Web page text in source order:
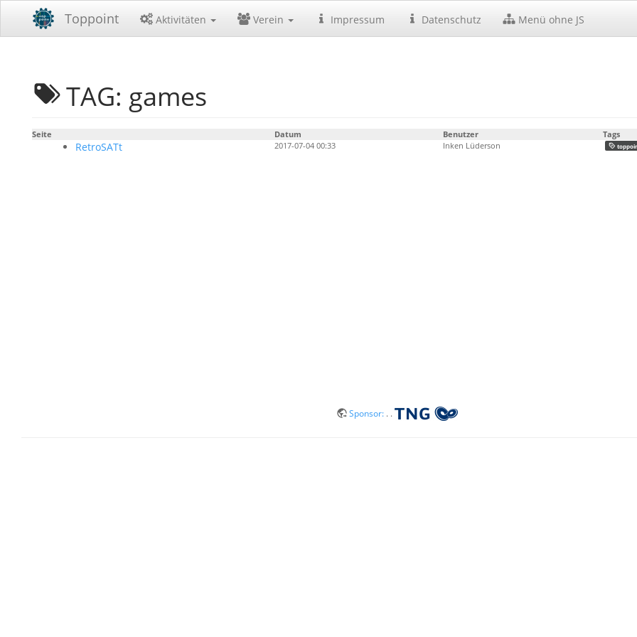
Toppoint Aktivitäten Verein Impressum Datenschutz Menü ohne JS
TAG: games
Seite Datum Benutzer Tags
RetroSATt 2017-07-04 00:33 Inken Lüderson
Sponsor: . .